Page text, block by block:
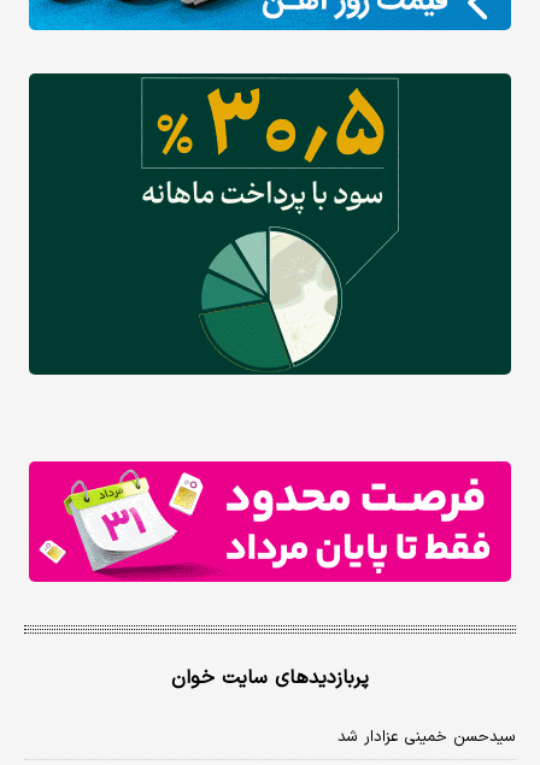
پربازدیدهای سایت خوان
سیدحسن خمینی عزادار شد